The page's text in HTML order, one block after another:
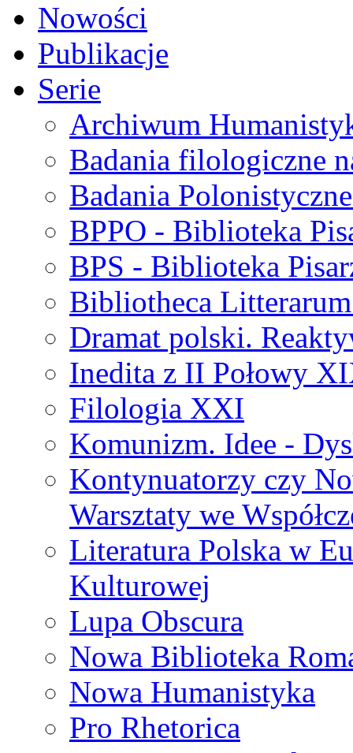
Nowości
Publikacje
Serie
Archiwum
Badania filologiczne
Badania
BPPO - Biblioteka
BPS - Biblioteka
Bibliotheca
Dramat polski.
Inedita z II Połowy
Filologia XXI
Komunizm. Idee -
Kontynuatorzy czy
Warsztaty we
Literatura Polska w
Kulturowej
Lupa Obscura
Nowa Biblioteka
Nowa Humanistyka
Pro Rhetorica